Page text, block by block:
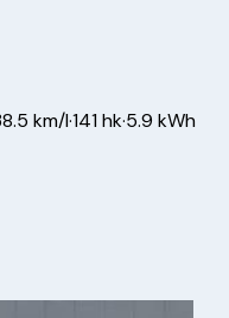
km/l·141 hk·5.9 kWh